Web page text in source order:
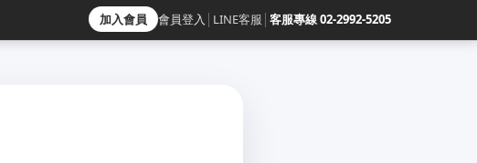
加入會員 會員登入 LINE客服 客服專線 02-2992-5205